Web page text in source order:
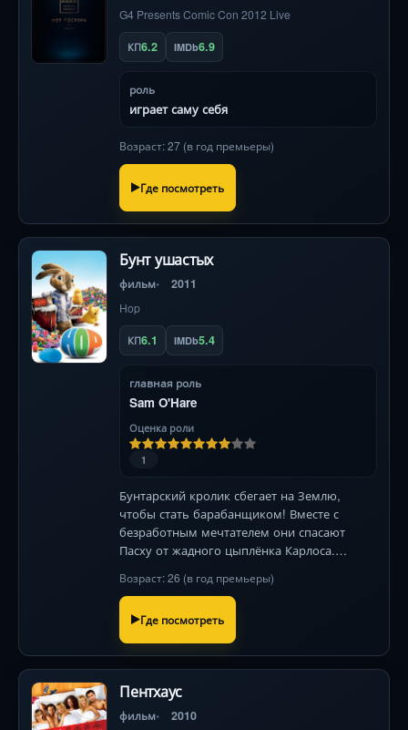
G4 Presents Comic Con 2012 Live
КП6.2 IMDb6.9
роль
играет саму себя
Возраст: 27 (в год премьеры)
Где посмотреть
Бунт ушастых
фильм 2011
Hop
КП6.1 IMDb5.4
главная роль
Sam O'Hare
Оценка роли
1
Бунтарский кролик сбегает на Землю,
чтобы стать барабанщиком! Вместе с
безработным мечтателем они спасают
Пасху от жадного цыплёнка Карлоса.
съёмок.
Возраст: 26 (в год премьеры)
Где посмотреть
Пентхаус
фильм 2010